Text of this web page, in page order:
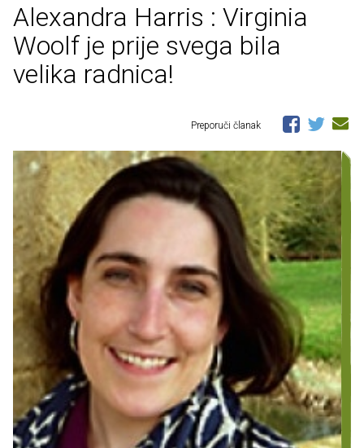
Alexandra Harris : Virginia
Woolf je prije svega bila
velika radnica!
Preporuči članak